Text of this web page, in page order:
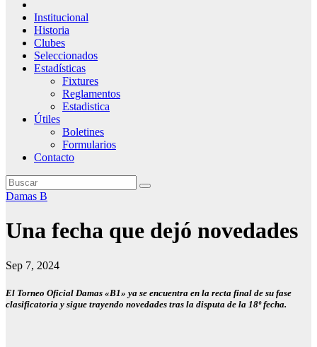
Institucional
Historia
Clubes
Seleccionados
Estadísticas
Fixtures
Reglamentos
Estadistica
Útiles
Boletines
Formularios
Contacto
Damas B
Una fecha que dejó novedades
Sep 7, 2024
El Torneo Oficial Damas «B1» ya se encuentra en la recta final de su fase
clasificatoria y sigue trayendo novedades tras la disputa de la 18º fecha.